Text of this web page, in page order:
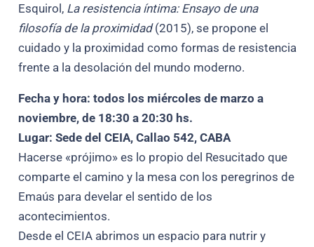
Esquirol, La resistencia íntima: Ensayo de una
filosofía de la proximidad(2015), se propone el
cuidado y la proximidad como formas de resistencia
frente a la desolación del mundo moderno.
Fecha y hora: todos los miércoles de marzo a
noviembre, de 18:30 a 20:30 hs.
Lugar: Sede del CEIA, Callao 542, CABA
Hacerse «prójimo» es lo propio del Resucitado que
comparte el camino y la mesa con los peregrinos de
Emaús para develar el sentido de los
acontecimientos.
Desde el CEIA abrimos un espacio para nutrir y